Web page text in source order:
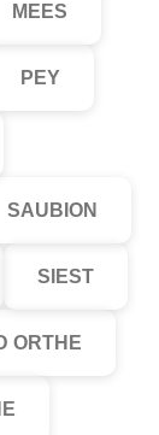
MEES
PEY
SAUBION
SIEST
ORTHE